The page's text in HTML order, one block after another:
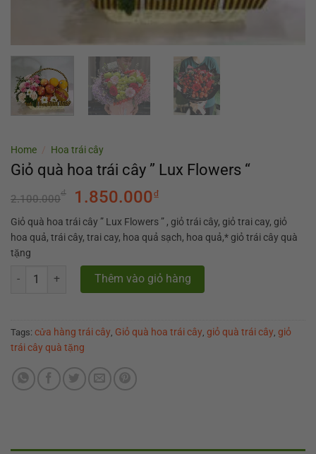
Home / Hoa trái cây
Giỏ quà hoa trái cây ” Lux Flowers “
2.100.000₫ 1.850.000₫
Giỏ quà hoa trái cây ” Lux Flowers ” , giỏ trái cây, giỏ trai cay, giỏ
hoa quả, trái cây, trai cay, hoa quả sạch, hoa quả,* giỏ trái cây quà
tặng
Giỏ quà hoa trái cây " Lux Flowers " quantity
Thêm vào giỏ hàng
Tags: cửa hàng trái cây Giỏ quà hoa trái cây giỏ quà trái cây giỏ
trái cây quà tặng